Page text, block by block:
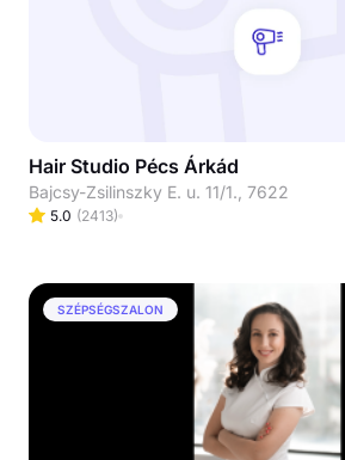
Hair Studio Pécs Árkád
Bajcsy-Zsilinszky E. u. 11/1., 7622
5.0 (2413)
SZÉPSÉGSZALON